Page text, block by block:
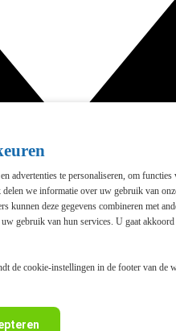
advertenties te personaliseren, om
we informatie over uw gebruik van
kunnen deze gegevens combineren met
gebruik van hun services. U gaat
de cookie-instellingen in de footer van de